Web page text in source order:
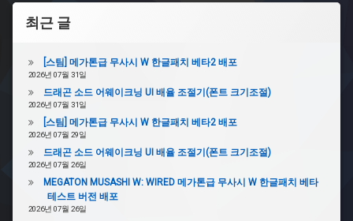
최근 글
[스팀] 메가톤급 무사시 W 한글패치 베타2 배포
2026년 07월 31일
드래곤 소드 어웨이크닝 UI 배율 조절기(폰트 크기조절)
2026년 07월 31일
[스팀] 메가톤급 무사시 W 한글패치 베타2 배포
2026년 07월 29일
드래곤 소드 어웨이크닝 UI 배율 조절기(폰트 크기조절)
2026년 07월 26일
MEGATON MUSASHI W: WIRED 메가톤급 무사시 W 한글패치 베타
테스트 버전 배포
2026년 07월 26일